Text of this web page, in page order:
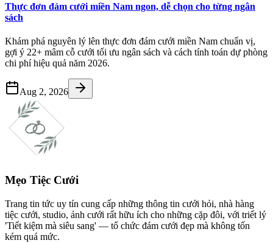
Thực đơn đám cưới miền Nam ngon, dễ chọn cho từng ngân
sách
Khám phá nguyên lý lên thực đơn đám cưới miền Nam chuẩn vị,
gợi ý 22+ mâm cỗ cưới tối ưu ngân sách và cách tính toán dự phòng
chi phí hiệu quả năm 2026.
Aug 2, 2026
Mẹo Tiệc Cưới
Trang tin tức uy tín cung cấp những thông tin cưới hỏi, nhà hàng
tiệc cưới, studio, ảnh cưới rất hữu ích cho những cặp đôi, với triết lý
'Tiết kiệm mà siêu sang' — tổ chức đám cưới đẹp mà không tốn
kém quá mức.